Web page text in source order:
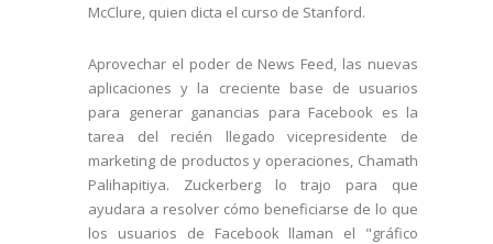
McClure, quien dicta el curso de Stanford.
Aprovechar el poder de News Feed, las nuevas
aplicaciones y la creciente base de usuarios
para generar ganancias para Facebook es la
tarea del recién llegado vicepresidente de
marketing de productos y operaciones, Chamath
Palihapitiya. Zuckerberg lo trajo para que
ayudara a resolver cómo beneficiarse de lo que
los usuarios de Facebook llaman el "gráfico